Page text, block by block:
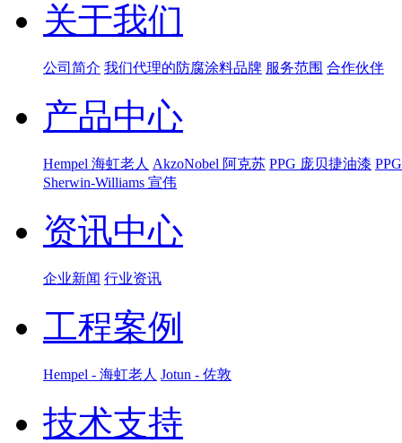
关于我们
公司简介 我们代理的防腐涂料品牌 服务范围 合作伙伴
产品中心
Hempel 海虹老人 AkzoNobel 阿克苏 PPG 庞贝捷油漆
Sherwin-Williams 宣伟
资讯中心
企业新闻 行业资讯
工程案例
Hempel - 海虹老人 Jotun - 佐敦
技术支持